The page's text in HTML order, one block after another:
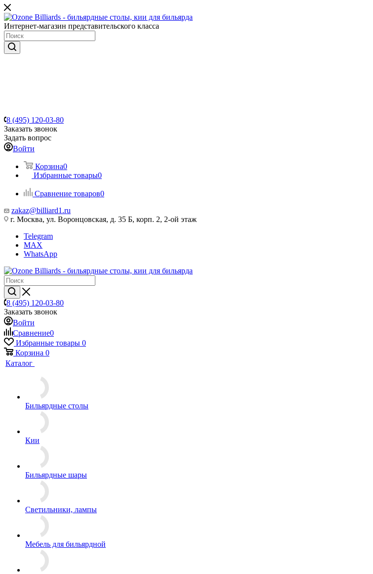
Интернет-магазин представительского класса
8 (495) 120-03-80
Заказать звонок
Задать вопрос
Войти
Корзина0
Избранные товары0
Сравнение товаров0
zakaz@billiard1.ru
г. Москва, ул. Воронцовская, д. 35 Б, корп. 2, 2-ой этаж
Telegram
MAX
WhatsApp
8 (495) 120-03-80
Заказать звонок
Войти
Сравнение0
Избранные товары 0
Корзина 0
Каталог
Бильярдные столы
Кии
Бильярдные шары
Светильники, лампы
Мебель для бильярдной